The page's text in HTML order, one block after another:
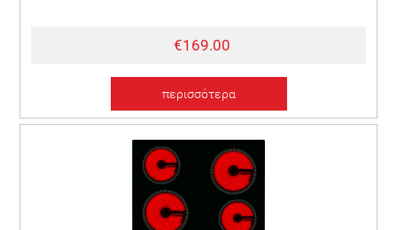
€169.00
περισσότερα